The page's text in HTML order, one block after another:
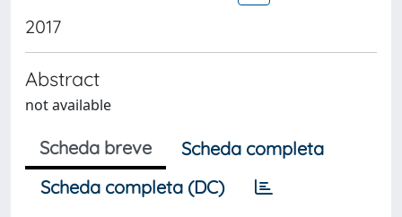
2017
Abstract
not available
Scheda breve
Scheda completa
Scheda completa (DC)